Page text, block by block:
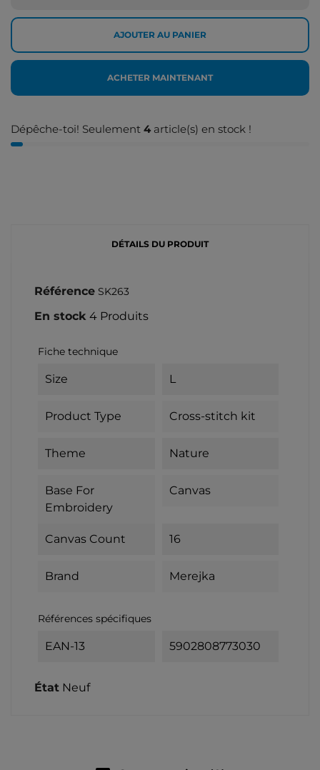
AJOUTER AU PANIER
ACHETER MAINTENANT
Dépêche-toi! Seulement 4 article(s) en stock !
DÉTAILS DU PRODUIT
Référence SK263
En stock 4 Produits
Fiche technique
Size L
Product Type Cross-stitch kit
Theme Nature
Base For
Embroidery
Canvas
Canvas Count 16
Brand Merejka
Références spécifiques
EAN-13 5902808773030
État Neuf